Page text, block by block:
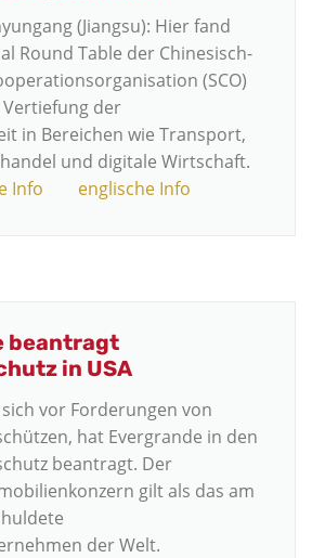
(Jiangsu): Hier fand
Round Table der Chinesisch-
(SCO)
der
in Bereichen wie Transport,
und digitale Wirtschaft.
Info englische Info
beantragt
in USA
vor Forderungen von
hat Evergrande in den
beantragt. Der
gilt als das am
der Welt.